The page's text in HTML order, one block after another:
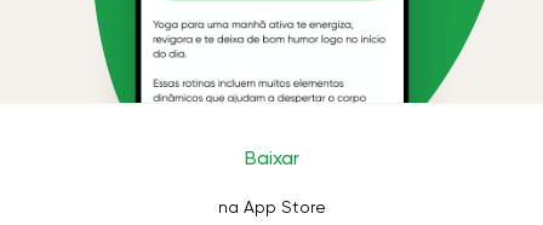
Baixar
na App Store